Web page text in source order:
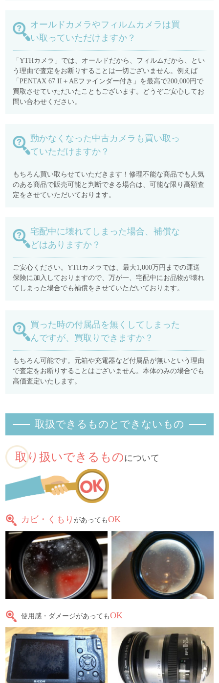
オールドカメラやフィルムカメラは買
い取っていただけますか？
「YTHカメラ」では、オールドだから、フィルムだから、とい
う理由で査定をお断りすることは一切ございません。例えば
「PENTAX 67 II＋AEファインダー付き」を最高で200,000円で
買取させていただいたこともございます。どうぞご安心してお
問い合わせください。
動かなくなった中古カメラも買い取っ
ていただけますか？
もちろん買い取らせていただきます！修理不能な商品でも人気
のある商品で販売可能と判断できる場合は、可能な限り高額査
定をさせていただいております。
宅配中に壊れてしまった場合、補償な
どはありますか？
ご安心ください。YTHカメラでは、最大1,000万円までの運送
保険に加入しておりますので、万が一、宅配中にお品物が壊れ
てしまった場合でも補償をさせていただいております。
買った時の付属品を無くしてしまった
んですが、買取りできますか？
もちろん可能です。元箱や充電器など付属品が無いという理由
で査定をお断りすることはございません。本体のみの場合でも
高価査定いたします。
取扱できるものとできないもの
取り扱いできるものについて
カビ・くもり があってもOK
使用感・ダメージがあってもOK